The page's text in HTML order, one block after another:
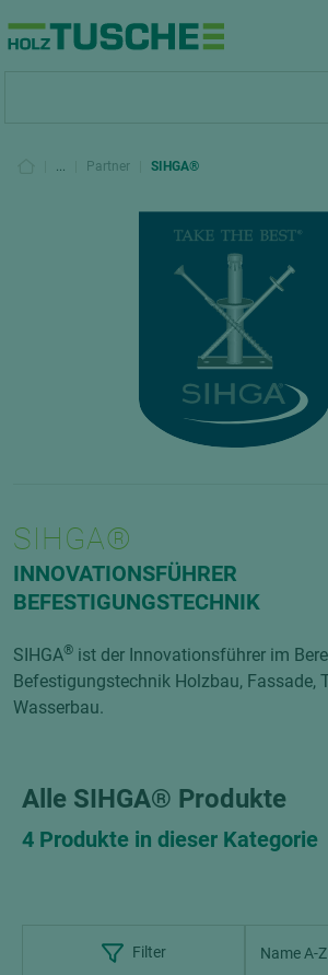
... Partner SIHGA®
SIHGA®
INNOVATIONSFÜHRER
BEFESTIGUNGSTECHNIK
SIHGA® ist der Innovationsführer im
Befestigungstechnik Holzbau, Fassade,
Wasserbau.
Alle SIHGA® Produkte
4 Produkte in dieser Kategorie
Filter